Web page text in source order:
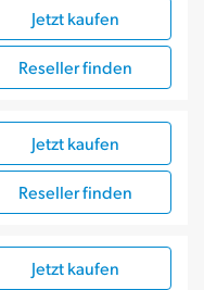
Jetzt kaufen
Reseller finden
Jetzt kaufen
Reseller finden
Jetzt kaufen